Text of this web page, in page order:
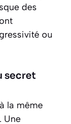
des
ou
secret
la même
Une